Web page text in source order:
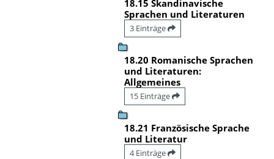
18.15 Skandinavische
Sprachen und Literaturen
3 Einträge
18.20 Romanische Sprachen
und Literaturen:
Allgemeines
15 Einträge
18.21 Französische Sprache
und Literatur
4 Einträge